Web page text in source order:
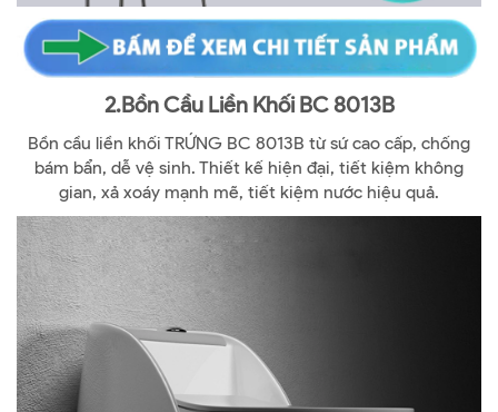
2.Bồn Cầu Liền Khối BC 8013B
Bồn cầu liền khối TRỨNG BC 8013B từ sứ cao cấp, chống
bám bẩn, dễ vệ sinh. Thiết kế hiện đại, tiết kiệm không
gian, xả xoáy mạnh mẽ, tiết kiệm nước hiệu quả.